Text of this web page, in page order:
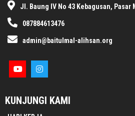
Jl. Baung IV No 43 Kebagusan,
087884613476
admin@baitulmal-alihsan.org
KUNJUNGI KAMI